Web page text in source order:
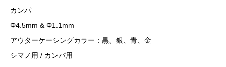
カンパ
Φ4.5mm & Φ1.1mm
アウターケーシングカラー：黒、銀、青、金
シマノ用 / カンパ用